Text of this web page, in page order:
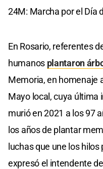
24M: Marcha por el Día
En Rosario, referentes
humanos plantaron
Memoria, en homenaje
Mayo local, cuya última
murió en 2021 a los 97
los años de plantar
luchas que une los
expresó el intendente